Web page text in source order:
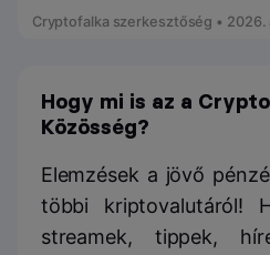
Cryptofalka szerkesztőség • 2026.
Hogy mi is az a
Közösség?
Elemzések a jövő
többi kriptovalutáról!
streamek, tippek,